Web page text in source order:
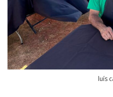
luís